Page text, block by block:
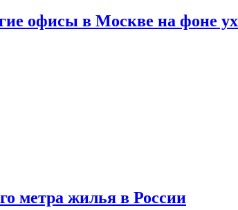
офисы в Москве на фоне
метра жилья в России